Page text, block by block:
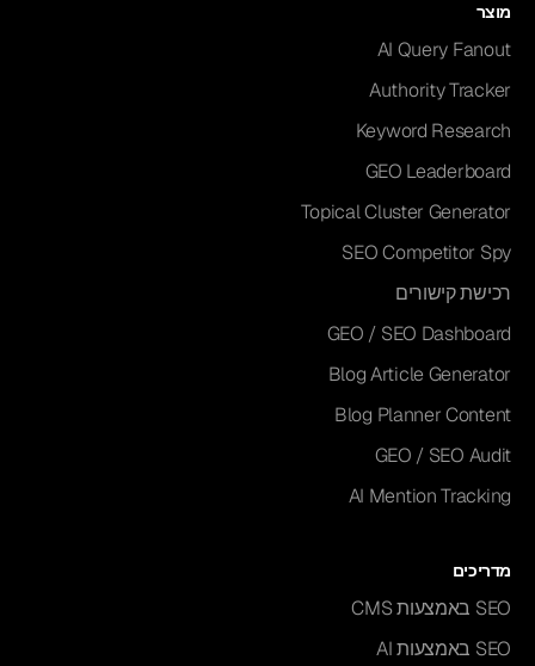
מוצר
AI Query Fanout
Authority Tracker
Keyword Research
GEO Leaderboard
Topical Cluster Generator
SEO Competitor Spy
רכישת קישורים
GEO / SEO Dashboard
Blog Article Generator
Blog Planner Content
GEO / SEO Audit
AI Mention Tracking
מדריכים
SEO באמצעות CMS
SEO באמצעות AI